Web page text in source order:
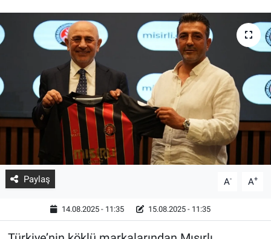
Paylaş A- A+
14.08.2025 - 11:35 15.08.2025 - 11:35
EKONOMİ
SAĞLIK
ASTROLOJİ
BLOG
Tüm Manşetler
Son Dakika Haberleri
Haber Arşivi